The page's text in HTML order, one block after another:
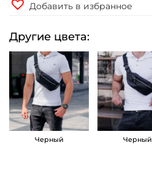
л
е
с
т
в
о
Добавить в избранное
Другие цвета:
Черный Черный